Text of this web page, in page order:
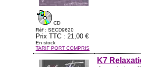
CD
Réf : SECD9620
Prix TTC : 21,00 €
En stock
TARIF PORT COMPRIS
K7